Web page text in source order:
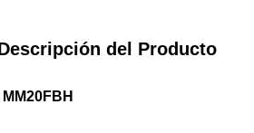
del Producto